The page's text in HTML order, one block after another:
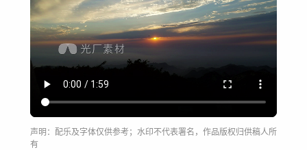
声明：配乐及字体仅供参考；水印不代表署名，作品版权归供稿人所
有